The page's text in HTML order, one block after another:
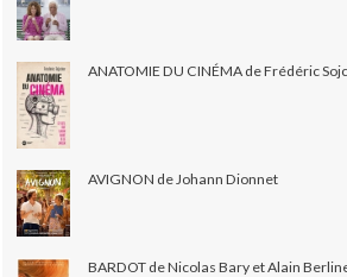
ANATOMIE DU CINÉMA de Frédéric
AVIGNON de Johann Dionnet
BARDOT de Nicolas Bary et Alain